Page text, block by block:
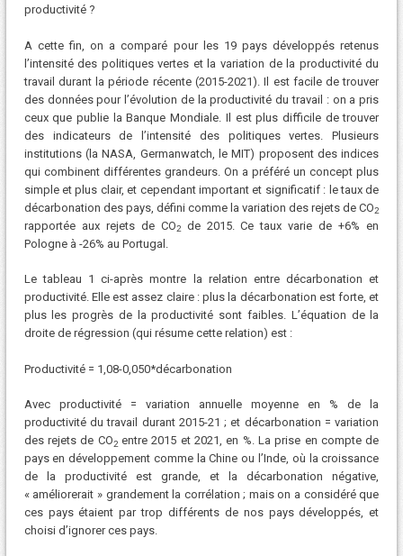
productivité ?
A cette fin, on a comparé pour les 19 pays développés retenus
l’intensité des politiques vertes et la variation de la productivité du
travail durant la période récente (2015-2021). Il est facile de trouver
des données pour l’évolution de la productivité du travail : on a pris
ceux que publie la Banque Mondiale. Il est plus difficile de trouver
des indicateurs de l’intensité des politiques vertes. Plusieurs
institutions (la NASA, Germanwatch, le MIT) proposent des indices
qui combinent différentes grandeurs. On a préféré un concept plus
simple et plus clair, et cependant important et significatif : le taux de
décarbonation des pays, défini comme la variation des rejets de CO2
rapportée aux rejets de CO2de 2015. Ce taux varie de +6% en
Pologne à -26% au Portugal.
Le tableau 1 ci-après montre la relation entre décarbonation et
productivité. Elle est assez claire : plus la décarbonation est forte, et
plus les progrès de la productivité sont faibles. L’équation de la
droite de régression (qui résume cette relation) est :
Productivité = 1,08-0,050*décarbonation
Avec productivité = variation annuelle moyenne en % de la
productivité du travail durant 2015-21 ; et décarbonation = variation
des rejets de CO2entre 2015 et 2021, en %. La prise en compte de
pays en développement comme la Chine ou l’Inde, où la croissance
de la productivité est grande, et la décarbonation négative,
« améliorerait » grandement la corrélation ; mais on a considéré que
ces pays étaient par trop différents de nos pays développés, et
choisi d’ignorer ces pays.